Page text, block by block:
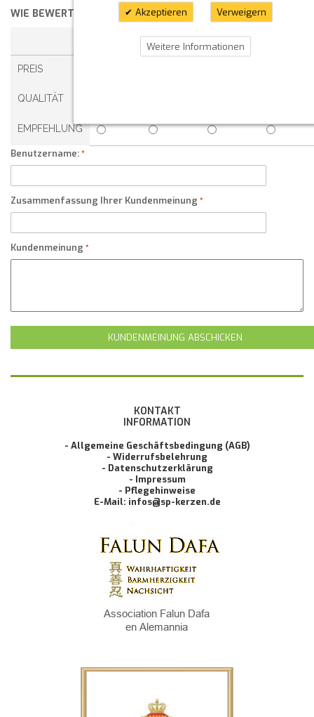
WIE BEWERTEN SIE DIESEN ARTIKEL?
2 STERNE 3 STERNE
PREIS
QUALITÄT
EMPFEHLUNG
Benutzername:
Zusammenfassung Ihrer Kundenmeinung
Kundenmeinung
KUNDENMEINUNG ABSCHICKEN
KONTAKT
INFORMATION
- Allgemeine Geschäftsbedingung (AGB)
- Widerrufsbelehrung
- Datenschutzerklärung
- Impressum
- Pflegehinweise
E-Mail: infos@sp-kerzen.de
Akzeptieren Verweigern
Weitere Informationen